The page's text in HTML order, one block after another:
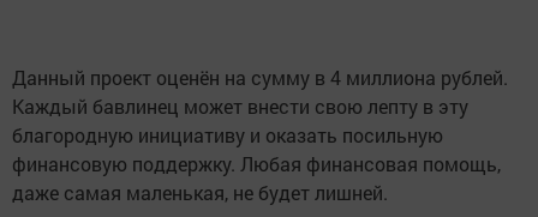
Данный проект оценён на сумму в 4 миллиона рублей.
Каждый бавлинец может внести свою лепту в эту
благородную инициативу и оказать посильную
финансовую поддержку. Любая финансовая помощь,
даже самая маленькая, не будет лишней.